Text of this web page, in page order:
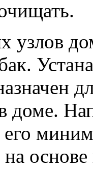
узлов
доме.
его
на